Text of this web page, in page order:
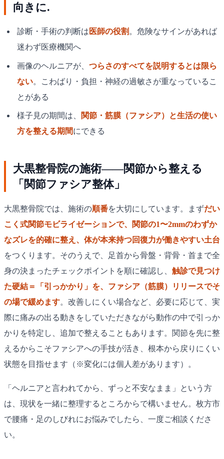
向きに.
診断・手術の判断は 医師の役割 。危険なサインがあれば
迷わず医療機関へ
画像のヘルニアが、 つらさのすべてを説明するとは限ら
ない。こわばり・負担・神経の過敏さが重なっているこ
とがある
様子見の期間は、
関節・筋膜（ファシア）と生活の使い
方を整える期間にできる
大黒整骨院の施術——関節から整える
「関節ファシア整体」
大黒整骨院では、施術の順番を大切にしています。まずだい
こく式関節モビライゼーションで、関節の1〜2mmのわずか
なズレを的確に整え、体が本来持つ回復力が働きやすい土台
をつくります。そのうえで、足首から骨盤・背骨・首まで全
身の決まったチェックポイントを順に確認し、 触診で見つけ
た硬結＝「引っかかり」を、ファシア（筋膜）リリースでそ
の場で緩めます。改善しにくい場合など、必要に応じて、実
際に痛みの出る動きをしていただきながら動作の中で引っか
かりを特定し、追加で整えることもあります。関節を先に整
えるからこそファシアへの手技が活き、根本から戻りにくい
状態を目指せます（※変化には個人差があります）。
「ヘルニアと言われてから、ずっと不安なまま」という方
は、現状を一緒に整理するところからで構いません。枚方市
で腰痛・足のしびれにお悩みでしたら、一度ご相談くださ
い。